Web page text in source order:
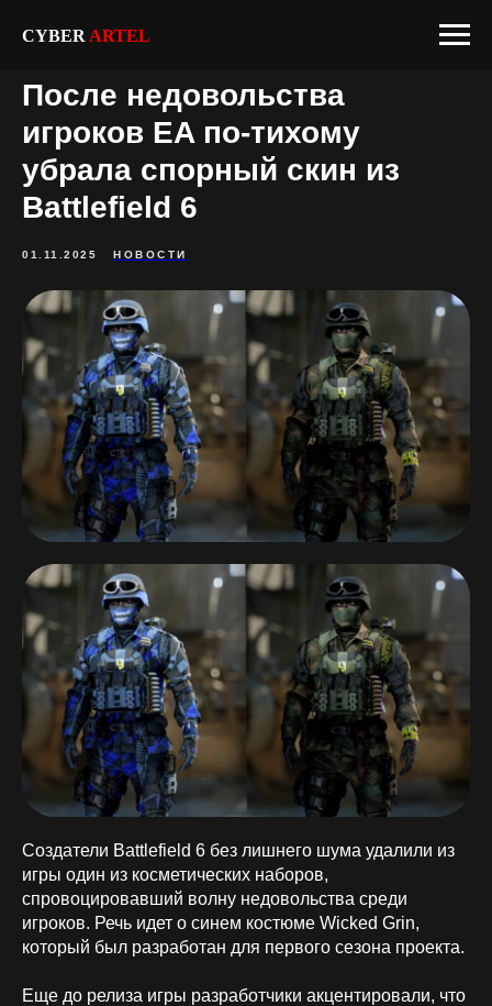
CYBER ARTEL
После недовольства
игроков EA по-тихому
убрала спорный скин из
Battlefield 6
01.11.2025 НОВОСТИ
Создатели Battlefield 6 без лишнего шума удалили из
игры один из косметических наборов,
спровоцировавший волну недовольства среди
игроков. Речь идет о синем костюме Wicked Grin,
который был разработан для первого сезона проекта.
Еще до релиза игры разработчики акцентировали, что